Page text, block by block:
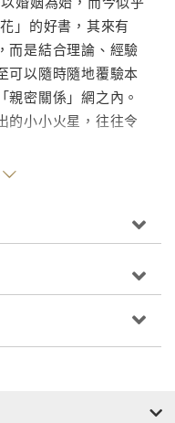
」的好書，其來有
而是結合理論、經驗
可以隨時隨地覆驗本
密關係」網之內。
的小小火星，往往令